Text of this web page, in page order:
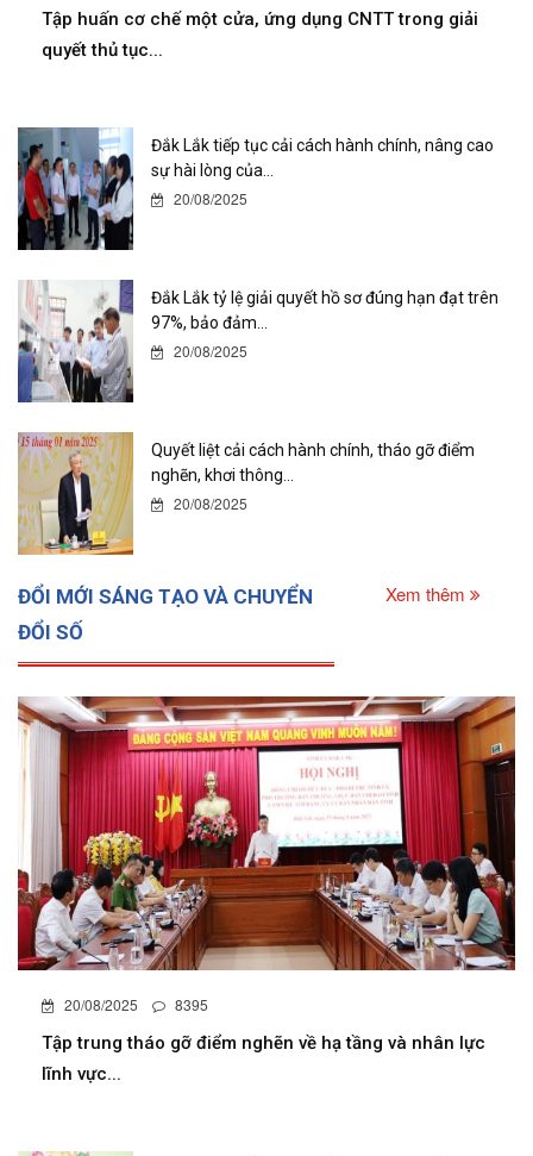
Tập huấn cơ chế một cửa, ứng dụng CNTT trong giải
quyết thủ tục...
Đắk Lắk tiếp tục cải cách hành chính, nâng cao
sự hài lòng của...
20/08/2025
Đắk Lắk tỷ lệ giải quyết hồ sơ đúng hạn đạt trên
97%, bảo đảm...
20/08/2025
Quyết liệt cải cách hành chính, tháo gỡ điểm
nghẽn, khơi thông...
20/08/2025
ĐỔI MỚI SÁNG TẠO VÀ CHUYỂN
ĐỔI SỐ
Xem thêm
20/08/2025 8395
Tập trung tháo gỡ điểm nghẽn về hạ tầng và nhân lực
lĩnh vực...